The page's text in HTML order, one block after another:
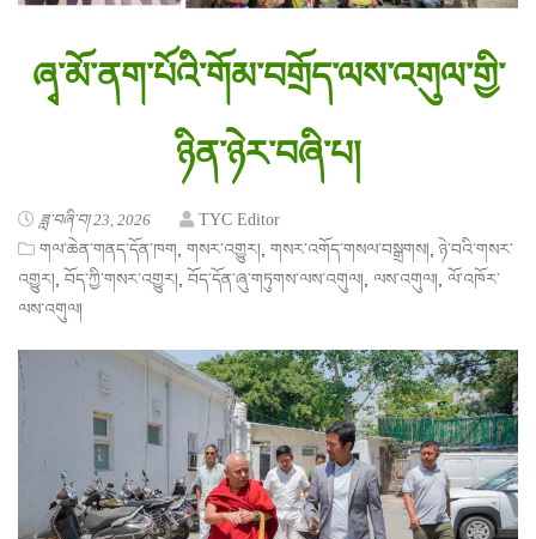
ཞྭ་མོ་ནག་པོའི་གོམ་བགྲོད་ལས་འགུལ་གྱི་
ཉིན་ཉེར་བཞི་པ།
ཟླ་བཞི་བ། 23, 2026
TYC Editor
གལ་ཆེན་གནད་དོན་ཁག, གསར་འགྱུར།, གསར་འགོད་གསལ་བསྒྲགས།, ཉེ་བའི་གསར་
འགྱུར།, བོད་ཀྱི་གསར་འགྱུར།, བོད་དོན་ཞུ་གཏུགས་ལས་འགུལ།, ལས་འགུལ།, ལོ་འཁོར་
ལས་འགུལ།